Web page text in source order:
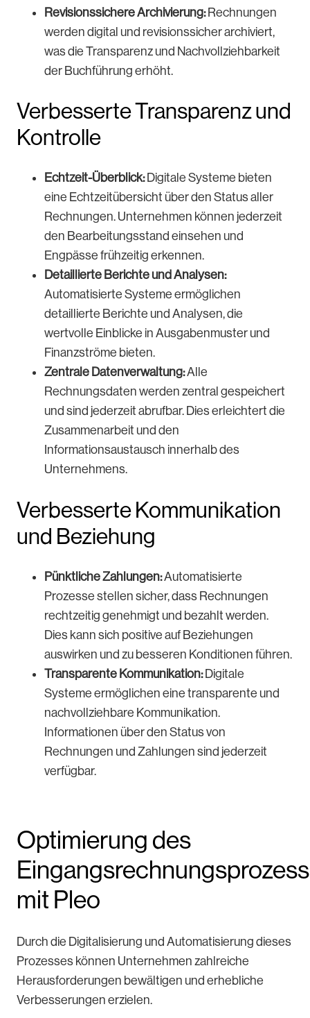
Revisionssichere Archivierung: Rechnungen
werden digital und revisionssicher archiviert,
was die Transparenz und Nachvollziehbarkeit
der Buchführung erhöht.
Verbesserte Transparenz und
Kontrolle
Echtzeit-Überblick: Digitale Systeme bieten
eine Echtzeitübersicht über den Status aller
Rechnungen. Unternehmen können jederzeit
den Bearbeitungsstand einsehen und
Engpässe frühzeitig erkennen.
Detaillierte Berichte und Analysen:
Automatisierte Systeme ermöglichen
detaillierte Berichte und Analysen, die
wertvolle Einblicke in Ausgabenmuster und
Finanzströme bieten.
Zentrale Datenverwaltung:Alle
Rechnungsdaten werden zentral gespeichert
und sind jederzeit abrufbar. Dies erleichtert die
Zusammenarbeit und den
Informationsaustausch innerhalb des
Unternehmens.
Verbesserte Kommunikation
und Beziehung
Pünktliche Zahlungen:Automatisierte
Prozesse stellen sicher, dass Rechnungen
rechtzeitig genehmigt und bezahlt werden.
Dies kann sich positive auf Beziehungen
auswirken und zu besseren Konditionen führen.
Transparente Kommunikation:Digitale
Systeme ermöglichen eine transparente und
nachvollziehbare Kommunikation.
Informationen über den Status von
Rechnungen und Zahlungen sind jederzeit
verfügbar.
Optimierung des
mit Pleo
Durch die Digitalisierung und Automatisierung dieses
Prozesses können Unternehmen zahlreiche
Herausforderungen bewältigen und erhebliche
Verbesserungen erzielen.